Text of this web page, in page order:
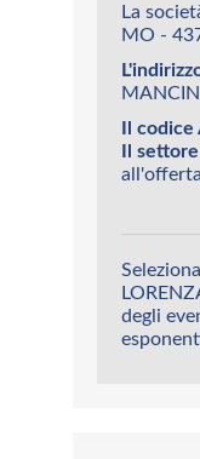
La
MO -
Il
Il
degli